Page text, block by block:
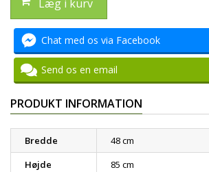
Læg i kurv
Chat med os via Facebook
Send os en email
PRODUKT INFORMATION
Bredde
48 cm
Højde
85 cm